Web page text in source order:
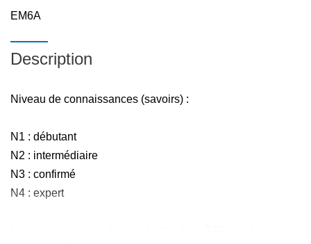
EM6A
Description
Niveau de connaissances (savoirs) :
N1 : débutant
N2 : intermédiaire
N3 : confirmé
N4 : expert